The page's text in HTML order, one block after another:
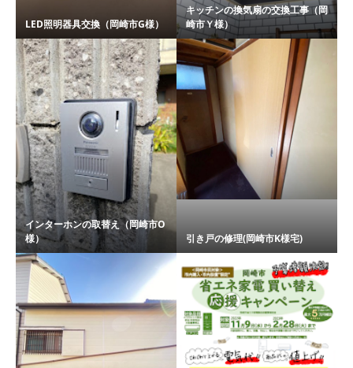
LED照明器具交換（岡崎市G様）
キッチンの換気扇の交換工事（岡
崎市Ｙ様）
インターホンの取替え（岡崎市O
様）
引き戸の修理(岡崎市K様宅)